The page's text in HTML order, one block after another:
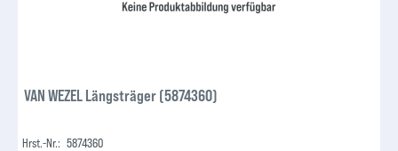
VAN WEZEL Längsträger (5874360)
Hrst.-Nr.: 5874360